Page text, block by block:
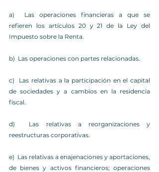
a)  Las operaciones financieras a que se
refieren los artículos 20 y 21 de la Ley del
Impuesto sobre la Renta.
b)  Las operaciones con partes relacionadas.
c)  Las relativas a la participación en el capital
de sociedades y a cambios en la residencia
fiscal.
d)  Las relativas a reorganizaciones y
reestructuras corporativas.
e)  Las relativas a enajenaciones y aportaciones,
de bienes y activos financieros; operaciones